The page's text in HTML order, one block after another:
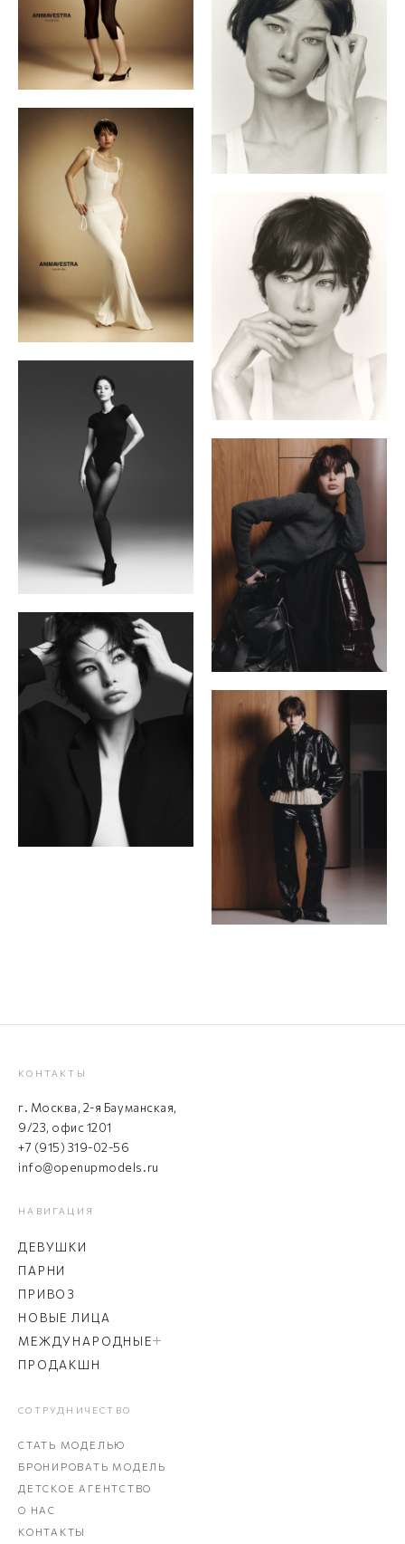
КОНТАКТЫ
г. Москва, 2-я Бауманская,
9/23, офис 1201
+7 (915) 319-02-56
info@openupmodels.ru
НАВИГАЦИЯ
ДЕВУШКИ
ПАРНИ
ПРИВОЗ
НОВЫЕ ЛИЦА
МЕЖДУНАРОДНЫЕ
ПРОДАКШН
СОТРУДНИЧЕСТВО
СТАТЬ МОДЕЛЬЮ
БРОНИРОВАТЬ МОДЕЛЬ
ДЕТСКОЕ АГЕНТСТВО
О НАС
КОНТАКТЫ